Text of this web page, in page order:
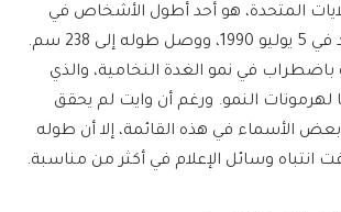
المتحدة، هو أحد أطول الأشخاص في
التاريخ الأمريكي. وُلد في 5 يوليو 1990، ووصل طوله إلى 238 سم.
في نمو الغدة النخامية، والذي
لهرمونات النمو. ورغم أن وايت لم يحقق
الأسماء في هذه القائمة، إلا أن طوله
انتباه وسائل الإعلام في أكثر من مناسبة.